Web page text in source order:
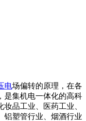
电场偏转的原理，在各
是集机电一体化的高科
品工业、医药工业、
铝塑管行业、烟酒行业